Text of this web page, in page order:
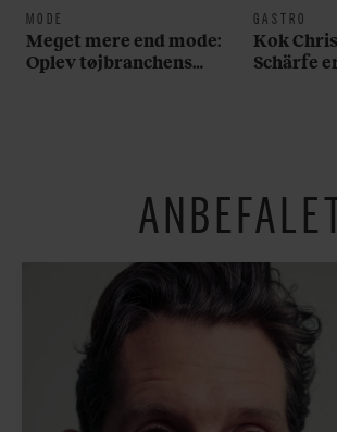
MODE
Meget mere end mode:
Oplev tøjbranchens
GASTRO
Kok
Schärfe